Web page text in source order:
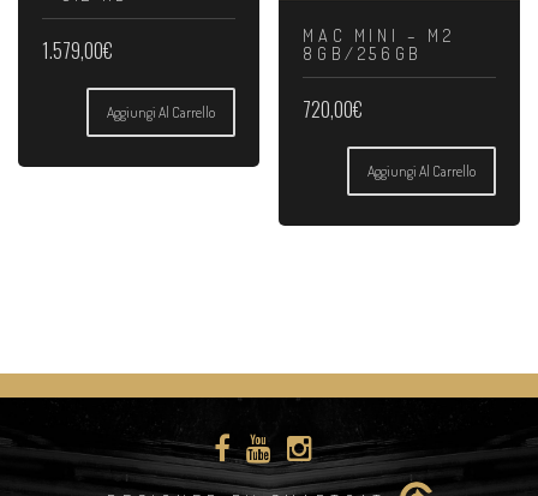
1.579,00€
Aggiungi Al Carrello
MAC MINI – M2
8GB/256GB
720,00€
Aggiungi Al Carrello